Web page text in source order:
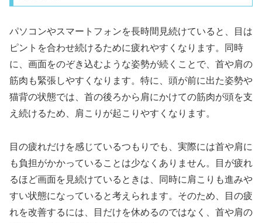
パソコンやスマートフォンを長時間見続けていると、目は
ピントを合わせ続けるために疲れやすくなります。同時
に、画面をのぞき込むような姿勢が続くことで、首や肩の
筋肉も緊張しやすくなります。特に、頭が前に出た姿勢や
猫背の状態では、首の後ろから肩にかけての筋肉が頭を支
え続けるため、肩こりが起こりやすくなります。
目の疲れだけを感じているつもりでも、実際には首や肩に
も負担がかかっていることは少なくありません。目が疲れ
るほど画面を見続けているときは、同時に肩こりも進みや
すい状態になっていると考えられます。そのため、目の疲
れを改善するには、目だけを休めるのではなく、首や肩の